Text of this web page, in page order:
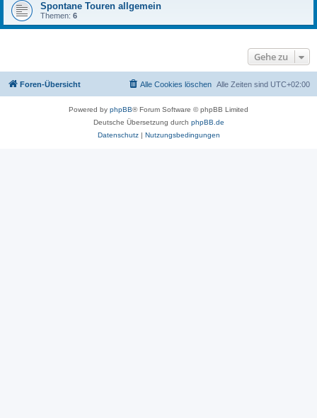
Spontane Touren allgemein
Themen: 6
Gehe zu
Foren-Übersicht Alle Zeiten sind UTC+02:00
Alle Cookies löschen
Powered by phpBB® Forum Software © phpBB Limited
Deutsche Übersetzung durch phpBB.de
Datenschutz| Nutzungsbedingungen